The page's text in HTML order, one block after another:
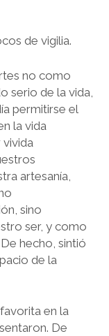
de vigilia.
no como
serio de la vida,
permitirse el
la vida
artesanía,
sino
ser, y como
hecho, sintió
de la
en la
De